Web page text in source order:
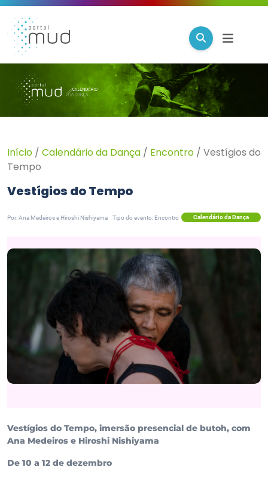
Início / Calendário da Dança / Encontro / Vestígios do
Tempo
Vestígios do Tempo
Por: Ana Medeiros e Hiroshi Nishiyama Tipo do evento: Encontro Calendário da Dança
Vestígios do Tempo, imersão presencial de butoh, com
Ana Medeiros e Hiroshi Nishiyama
De 10 a 12 de dezembro